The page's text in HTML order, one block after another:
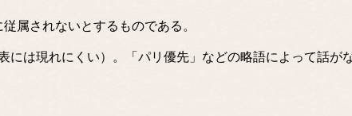
属されないとするものである。
は現れにくい）。「パリ優先」などの略語によって話が